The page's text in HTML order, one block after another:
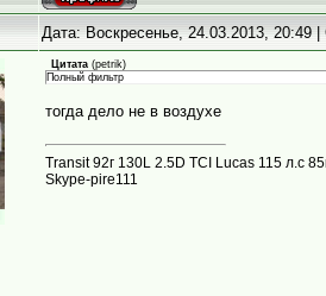
Дата: Воскресенье, 24.03.2013, 20:49
Цитата (petrik)
Полный фильтр
тогда дело не в воздухе
Transit 92г 130L 2.5D TCI Lucas 115 л.с
Skype-pire111